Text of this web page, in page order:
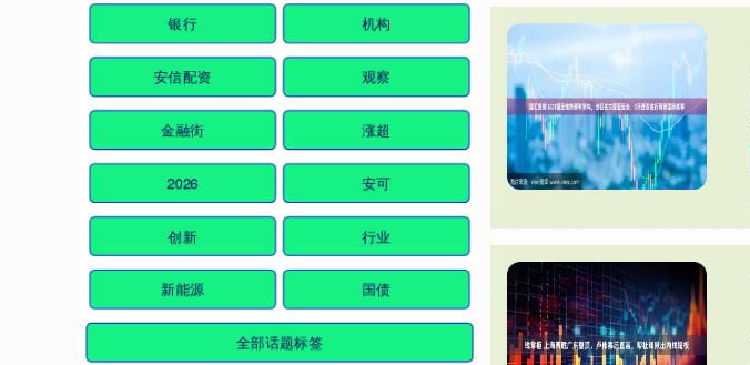
银行 机构
安信配资 观察
金融街 涨超
2026 安可
创新 行业
新能源 国债
全部话题标签